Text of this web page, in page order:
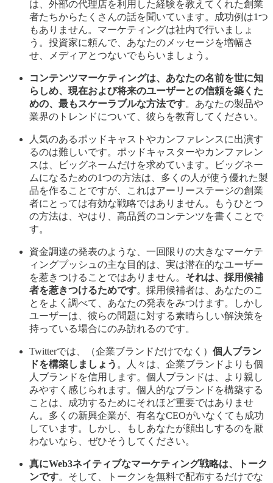
は、外部の代理店を利用した経験を教えてくれた創業
者たちからたくさんの話を聞いています。成功例は1つ
もありません。マーケティングは社内で行いましょ
う。投資家に頼んで、あなたのメッセージを増幅さ
せ、メディアとつないでもらいましょう。
コンテンツマーケティングは、あなたの名前を世に知
らしめ、現在および将来のユーザーとの信頼を築くた
めの、最もスケーラブルな方法です。あなたの製品や
業界のトレンドについて、彼らを教育してください。
人気のあるポッドキャストやカンファレンスに出演す
るのは難しいです。ポッドキャスターやカンファレン
スは、ビッグネームだけを求めています。ビッグネー
ムになるための1つの方法は、多くの人が使う優れた製
品を作ることですが、これはアーリーステージの創業
者にとっては有効な戦略ではありません。もうひとつ
の方法は、やはり、高品質のコンテンツを書くことで
す。
資金調達の発表のような、一回限りの大きなマーケテ
ィングプッシュの主な目的は、実は潜在的なユーザー
を惹きつけることではありません。 それは、採用候補
者を惹きつけるためです。採用候補者は、あなたのこ
とをよく調べて、あなたの発表をみつけます。しかし
ユーザーは、彼らの問題に対する素晴らしい解決策を
持っている場合にのみ訪れるのです。
Twitterでは、（企業ブランドだけでなく） 個人ブラン
ドを構築しましょう 。人々は、企業ブランドよりも個
人ブランドを信用します。個人ブランドは、より親し
みやすく感じられます。個人的なブランドを構築する
ことは、成功するためにそれほど重要ではありませ
ん。多くの新興企業が、有名なCEOがいなくても成功
しています。しかし、もしあなたが顔出しするのを厭
わないなら、ぜひそうしてください。
真にWeb3ネイティブなマーケティング戦略は、トーク
ンです。そして、トークンを無料で配布するだけでな